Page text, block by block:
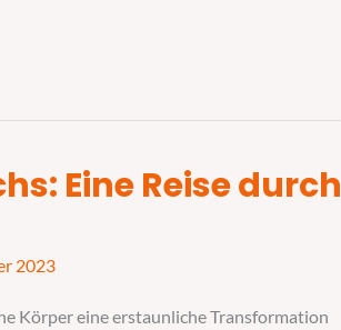
Eine Reise durch
2023
Körper eine erstaunliche Transformation